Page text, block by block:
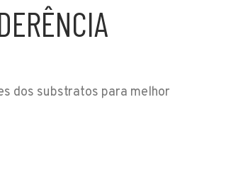
dos substratos para melhor